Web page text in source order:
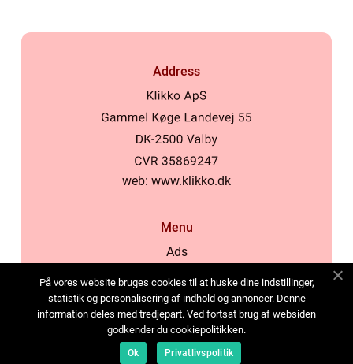
Address
web: www.klikko.dk
Menu
Ads
Cookies
Contact
Sitemap
På vores website bruges cookies til at huske dine indstillinger,
statistik og personalisering af indhold og annoncer. Denne
information deles med tredjepart. Ved fortsat brug af websiden
godkender du cookiepolitikken.
Ok Privatlivspolitik